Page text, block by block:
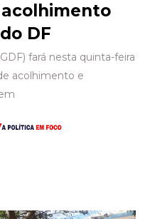
acolhimento
DF
fará nesta quinta-feira
acolhimento e